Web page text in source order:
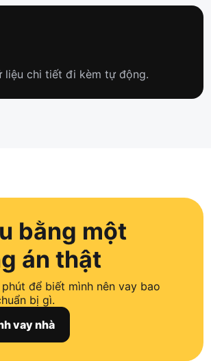
liệu chi tiết đi kèm tự động.
bằng một
án thật
để biết mình nên vay bao
bị gì.
vay nhà